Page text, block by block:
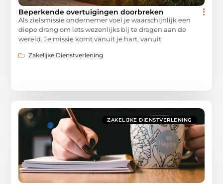
Beperkende overtuigingen doorbreken
Als zielsmissie ondernemer voel je waarschijnlijk een
diepe drang om iets wezenlijks bij te dragen aan de
wereld. Je missie komt vanuit je hart, vanuit
Zakelijke Dienstverlening
ZAKELIJKE DIENSTVERLENING